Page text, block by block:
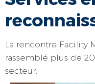
La rencontre Facility
rassemblé plus de
secteur.